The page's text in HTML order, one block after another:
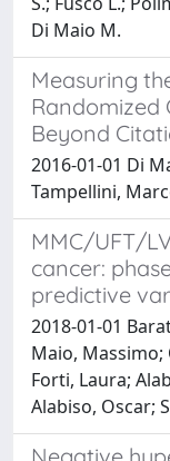
Di Maio M.
Measuring
Randomized
Beyond
2016-01-01 Di
Tampellini,
MMC/UFT/
cancer:
predictive
2018-01-01
Maio, Massimo;
Forti, Laura;
Alabiso, Oscar;